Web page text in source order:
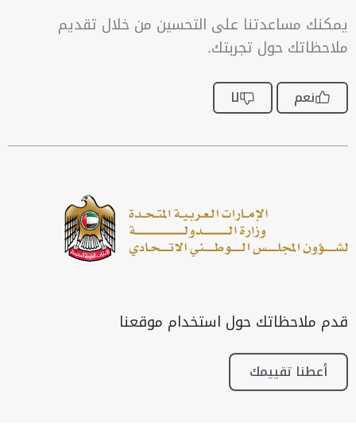
يمكنك مساعدتنا على التحسين من خلال تقديم
ملاحظاتك حول تجربتك.
نعم لا
قدم ملاحظاتك حول استخدام موقعنا
أعطنا تقييمك